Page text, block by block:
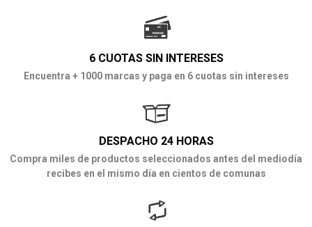
6 CUOTAS SIN INTERESES
Encuentra + 1000 marcas y paga en 6 cuotas sin intereses
DESPACHO 24 HORAS
Compra miles de productos seleccionados antes del mediodía
recibes en el mismo día en cientos de comunas